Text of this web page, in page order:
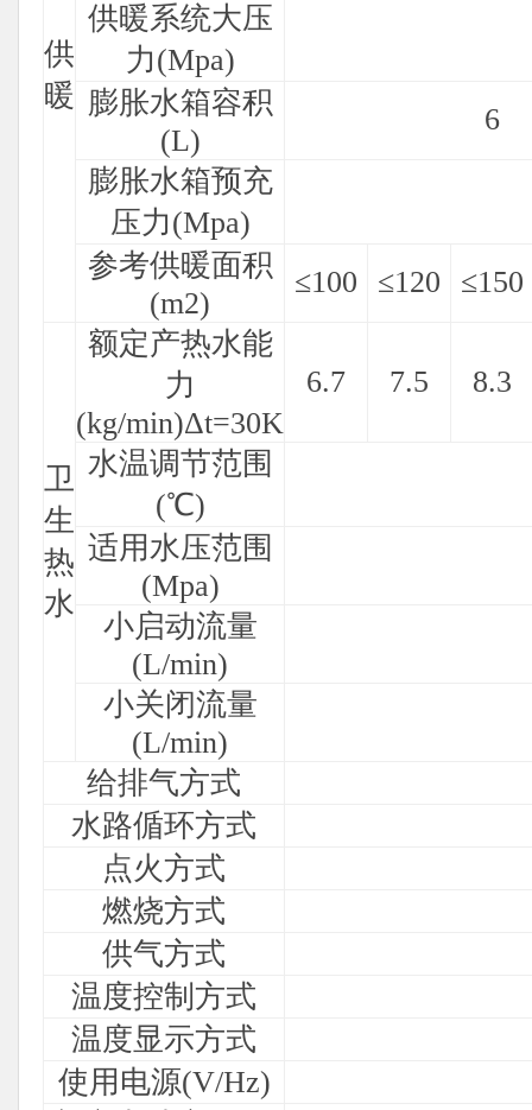
供
暖
供暖系统大压
力(Mpa)
膨胀水箱容积
(L)
6
膨胀水箱预充
压力(Mpa)
参考供暖面积
(m2)
≤100 ≤120 ≤150
卫
生
热
水
额定产热水能
力
(kg/min)Δt=30K
6.7 7.5 8.3
水温调节范围
(℃)
适用水压范围
(Mpa)
小启动流量
(L/min)
小关闭流量
(L/min)
给排气方式
水路偱环方式
点火方式
燃烧方式
供气方式
温度控制方式
温度显示方式
使用电源(V/Hz)